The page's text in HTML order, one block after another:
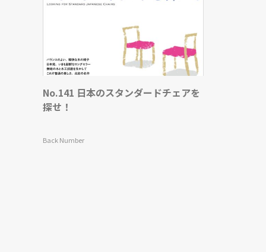
No.141 日本のスタンダードチェアを
探せ！
Back Number